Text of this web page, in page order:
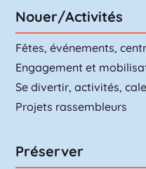
Nouer/Activités
Fêtes, événements,
Engagement et
Se divertir, activités,
Projets rassembleurs
Préserver